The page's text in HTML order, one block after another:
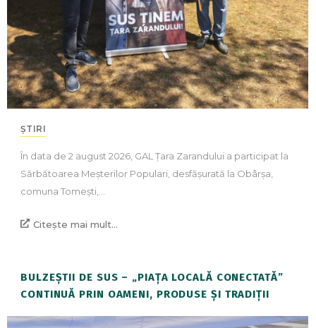
ȘTIRI
În data de 2 august 2026, GAL Țara Zarandului a participat la
Sărbătoarea Meșterilor Populari, desfășurată la Obârșa,
comuna Tomești,…
Citește mai mult...
BULZEȘTII DE SUS – „PIAȚA LOCALĂ CONECTATĂ”
CONTINUĂ PRIN OAMENI, PRODUSE ȘI TRADIȚII